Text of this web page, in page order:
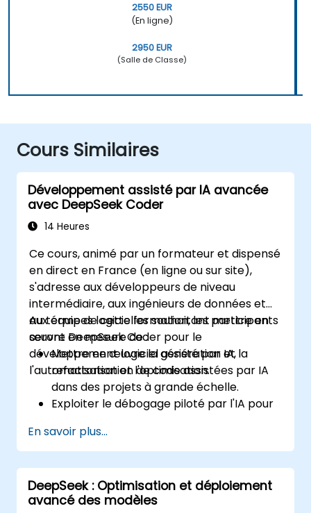
2550 EUR
(En ligne)
2950 EUR
(Salle de Classe)
Cours Similaires
Développement assisté par IA avancée
avec DeepSeek Coder
14 Heures
Ce cours, animé par un formateur et dispensé
en direct en France (en ligne ou sur site),
s'adresse aux développeurs de niveau
intermédiaire, aux ingénieurs de données et
aux équipes logicielles souhaitant mettre en
œuvre DeepSeek Coder pour le
développement logiciel assisté par IA,
l'automatisation et l'optimisation.
Au terme de cette formation, les participants
seront en mesure de :
Mettre en œuvre la génération et la
refactorisation de code assistées par IA
dans des projets à grande échelle.
Exploiter le débogage piloté par l'IA pour
Intégrer DeepSeek Coder dans les
pipelines DevOps et CI/CD.
Utiliser l'IA pour automatiser
intelligemment les flux de travail
d'ingénierie logicielle.
En savoir plus...
DeepSeek : Optimisation et déploiement
avancé des modèles